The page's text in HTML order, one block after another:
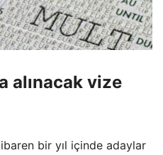
alınacak vize
bir yıl içinde adaylar